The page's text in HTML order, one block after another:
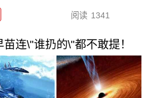
阅读 1341
连\"谁扔的\"都不敢提！